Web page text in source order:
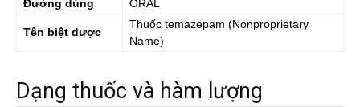
Đường dùng
ORAL
Tên biệt dược
Thuốc temazepam (Nonproprietary
Name)
Dạng thuốc và hàm lượng